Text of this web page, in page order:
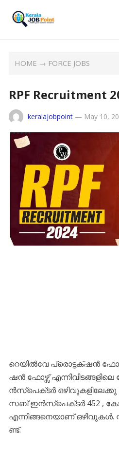
HOME → FORCE JOBS
RPF Recruitment
keralajobpoint— May 10,
റെ​യി​ൽ​വേ പ്രൊ​ട്ട​ക്‌​ഷ​ൻ
ഷ​ൻ ഫോ​ഴ്സ്
ൻ​സ്പെ​ക്‌​ട​ർ ഒ​ഴി​വു​ക​ളി​ലേ​ക്കു​
സ​ബ് ഇ​ൻ​സ്പെ​ക്‌​ട​ർ 452 ,
എന്നിങ്ങനെയാണ്
ണ്ട്.